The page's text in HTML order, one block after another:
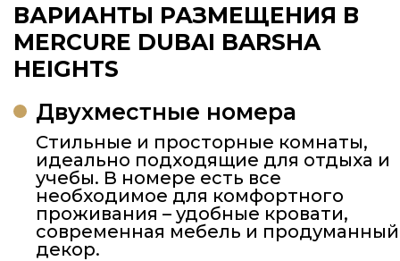
ВАРИАНТЫ РАЗМЕЩЕНИЯ В
MERCURE DUBAI BARSHA
HEIGHTS
Двухместные номера
Стильные и просторные комнаты,
идеально подходящие для отдыха и
учебы. В номере есть все
необходимое для комфортного
проживания – удобные кровати,
современная мебель и продуманный
декор.